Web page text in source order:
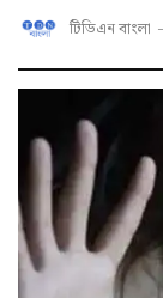
টিডিএন বাংলা